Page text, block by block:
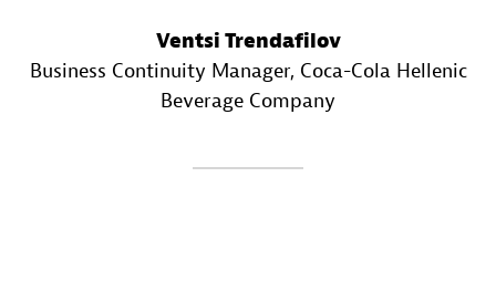
Ventsi Trendafilov
Business Continuity Manager, Coca-Cola Hellenic
Beverage Company